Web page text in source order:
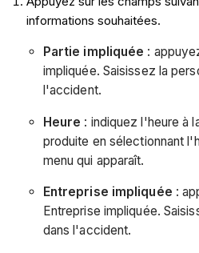
informations souhaitées.
Partie impliquée :
impliquée. Saisissez la
l'accident.
Heure : indiquez l'heure à
produite en sélectionnant
menu qui apparaît.
Entreprise impliquée :
Entreprise impliquée.
dans l'accident.